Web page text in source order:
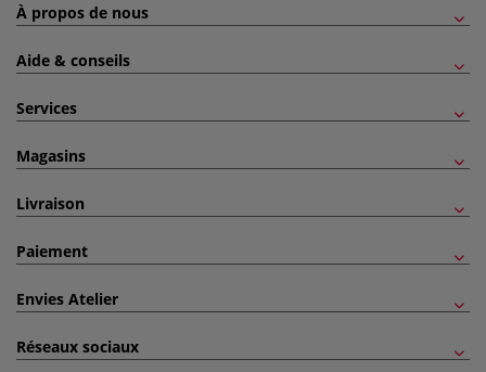
À propos de nous
Aide & conseils
Services
Magasins
Livraison
Paiement
Envies Atelier
Réseaux sociaux